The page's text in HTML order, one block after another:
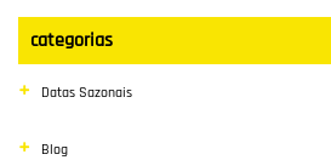
categorias
Datas Sazonais
Blog